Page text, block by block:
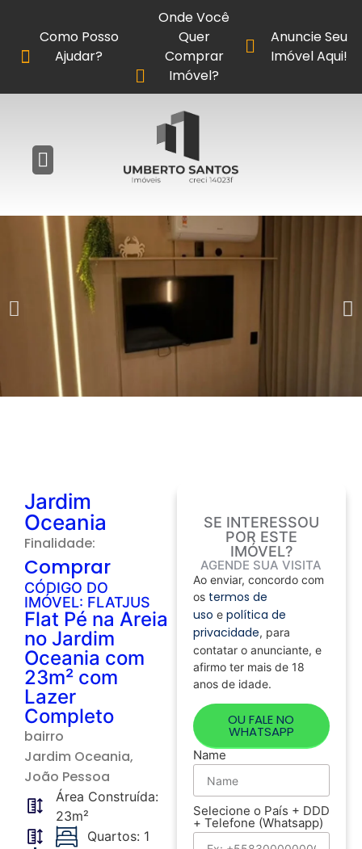
Anuncie Seu
Imóvel Aqui!
Como Posso
Ajudar?
Onde Você
Quer
Comprar
Imóvel?
Jardim
Oceania
Finalidade:
Comprar
CÓDIGO DO
IMÓVEL: FLATJUS
Flat Pé na Areia
no Jardim
Oceania com
23m² com
Lazer
Completo
bairro
Jardim Oceania,
João Pessoa
Área Construída:
23m²
Quartos: 1
SE INTERESSOU
POR ESTE
IMÓVEL?
AGENDE SUA VISITA
Ao enviar, concordo com
os termos de
uso e política de
privacidade, para
contatar o anunciante, e
afirmo ter mais de 18
anos de idade.
OU FALE NO
WHATSAPP
Name
Selecione o País + DDD
+ Telefone (Whatsapp)